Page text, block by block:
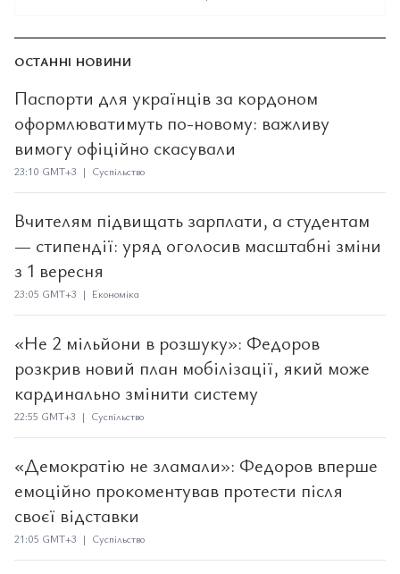
ОСТАННІ НОВИНИ
Паспорти для українців за кордоном
оформлюватимуть по-новому: важливу
вимогу офіційно скасували
23:10 GMT+3 | Суспільство
Вчителям підвищать зарплати, а студентам
— стипендії: уряд оголосив масштабні зміни
з 1 вересня
23:05 GMT+3 | Економіка
«Не 2 мільйони в розшуку»: Федоров
розкрив новий план мобілізації, який може
кардинально змінити систему
22:55 GMT+3 | Суспільство
«Демократію не зламали»: Федоров вперше
емоційно прокоментував протести після
своєї відставки
21:05 GMT+3 | Суспільство